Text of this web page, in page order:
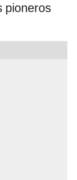
pioneros